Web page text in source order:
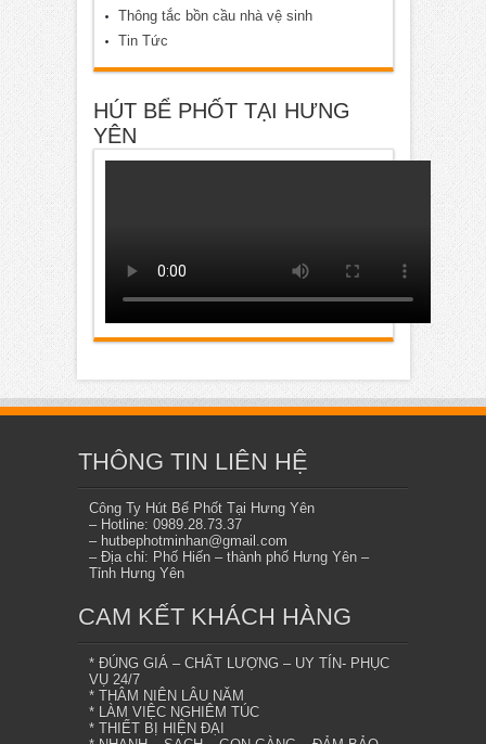
Thông tắc bồn cầu nhà vệ sinh
Tin Tức
HÚT BỂ PHỐT TẠI HƯNG
YÊN
THÔNG TIN LIÊN HỆ
Công Ty Hút Bể Phốt Tại Hưng Yên
– Hotline: 0989.28.73.37
– hutbephotminhan@gmail.com
– Địa chỉ: Phố Hiến – thành phố Hưng Yên –
Tỉnh Hưng Yên
CAM KẾT KHÁCH HÀNG
* ĐÚNG GIÁ – CHẤT LƯỢNG – UY TÍN- PHỤC
VỤ 24/7
* THÂM NIÊN LÂU NĂM
* LÀM VIỆC NGHIÊM TÚC
* THIẾT BỊ HIỆN ĐẠI